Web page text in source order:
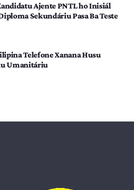
Ajente PNTL ho Inisiál
Sekundáriu Pasa Ba Teste
Telefone Xanana Husu
Umanitáriu